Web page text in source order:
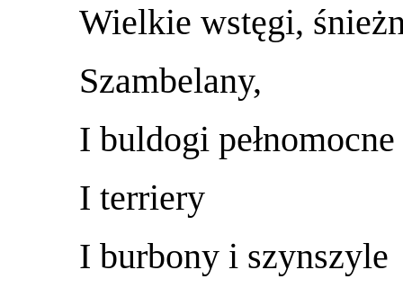
Wielkie wstęgi,
Szambelany,
I buldogi pełnomocne
I terriery
I burbony i szynszyle